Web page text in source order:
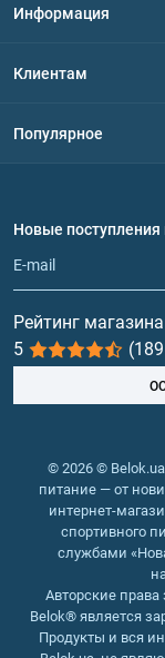
Информация
Политика
Обмен и возврат
Клиентам
Популярное
Протеин
Гейнеры
Витамины и
Рыбий жир,
Новые поступления
Рейтинг
5
© 2026 ©
питание — от
интернет-
спортивного
службами
Авторские
Belok® является
Продукты и вся